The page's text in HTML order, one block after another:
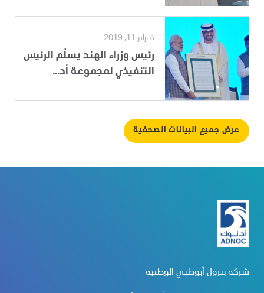
فبراير 11, 2019
رئيس وزراء الهند يسلّم الرئيس
التنفيذي لمجموعة أد...
عرض جميع البيانات الصحفية
شركة بترول أبوظبي الوطنية